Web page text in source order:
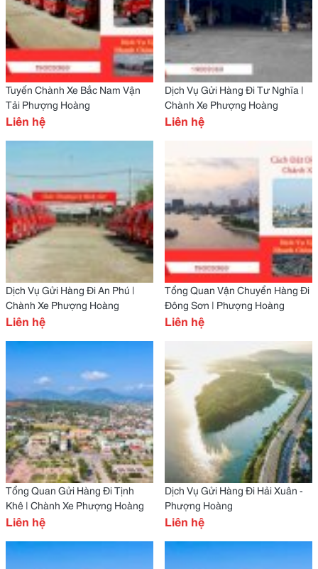
Tuyến Chành Xe Bắc Nam Vận
Tải Phượng Hoàng
Liên hệ
Dịch Vụ Gửi Hàng Đi Tư Nghĩa |
Chành Xe Phượng Hoàng
Liên hệ
Dịch Vụ Gửi Hàng Đi An Phú |
Chành Xe Phượng Hoàng
Liên hệ
Tổng Quan Vận Chuyển Hàng Đi
Đông Sơn | Phượng Hoàng
Liên hệ
Tổng Quan Gửi Hàng Đi Tịnh
Khê | Chành Xe Phượng Hoàng
Liên hệ
Dịch Vụ Gửi Hàng Đi Hải Xuân -
Phượng Hoàng
Liên hệ